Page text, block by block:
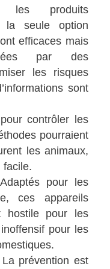
les produits
la seule option
efficaces mais
par des
les risques
sont
contrôler les
pourraient
les animaux,
facile.
Adaptés pour les
ces appareils
hostile pour les
pour les
La prévention est